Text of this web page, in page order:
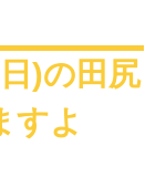
)の田尻
すよ